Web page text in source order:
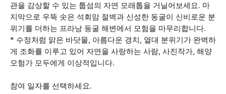
관을 감상할 수 있는 툽섬의 자연 모래톱을 거닐어보세요. 마
지막으로 우뚝 솟은 석회암 절벽과 신성한 동굴이 신비로운 분
위기를 더하는 프라낭 동굴 해변에서 모험을 마무리합니다.
* 수정처럼 맑은 바닷물, 아름다운 경치, 열대 분위기가 완벽하
게 조화를 이루고 있어 자연을 사랑하는 사람, 사진작가, 해양
모험가 모두에게 이상적입니다.
참여 일자를 선택하세요.